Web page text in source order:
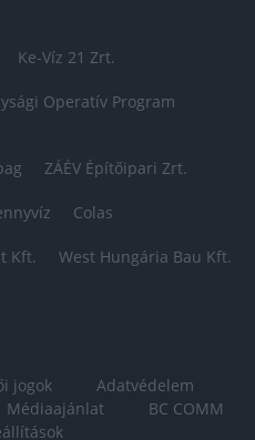
Ke-Víz 21 Zrt.
Operatív Program
ZÁÉV Építőipari Zrt.
Colas
Kft. West Hungária Bau Kft.
jogok
Adatvédelem
Médiaajánlat
BC COMM